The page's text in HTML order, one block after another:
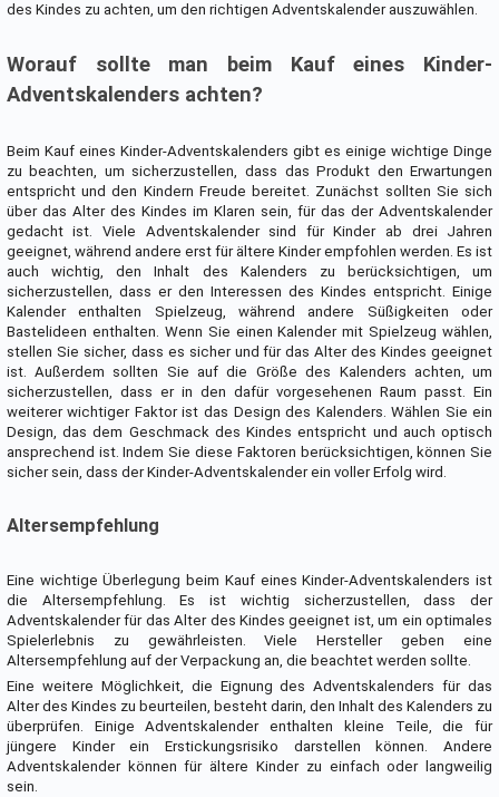
des Kindes zu achten, um den richtigen Adventskalender auszuwählen.
Worauf sollte man beim Kauf eines Kinder-
Adventskalenders achten?
Beim Kauf eines Kinder-Adventskalenders gibt es einige wichtige Dinge
zu beachten, um sicherzustellen, dass das Produkt den Erwartungen
entspricht und den Kindern Freude bereitet. Zunächst sollten Sie sich
über das Alter des Kindes im Klaren sein, für das der Adventskalender
gedacht ist. Viele Adventskalender sind für Kinder ab drei Jahren
geeignet, während andere erst für ältere Kinder empfohlen werden. Es ist
auch wichtig, den Inhalt des Kalenders zu berücksichtigen, um
sicherzustellen, dass er den Interessen des Kindes entspricht. Einige
Kalender enthalten Spielzeug, während andere Süßigkeiten oder
Bastelideen enthalten. Wenn Sie einen Kalender mit Spielzeug wählen,
stellen Sie sicher, dass es sicher und für das Alter des Kindes geeignet
ist. Außerdem sollten Sie auf die Größe des Kalenders achten, um
sicherzustellen, dass er in den dafür vorgesehenen Raum passt. Ein
weiterer wichtiger Faktor ist das Design des Kalenders. Wählen Sie ein
Design, das dem Geschmack des Kindes entspricht und auch optisch
ansprechend ist. Indem Sie diese Faktoren berücksichtigen, können Sie
sicher sein, dass der Kinder-Adventskalender ein voller Erfolg wird.
Altersempfehlung
Eine wichtige Überlegung beim Kauf eines Kinder-Adventskalenders ist
die Altersempfehlung. Es ist wichtig sicherzustellen, dass der
Adventskalender für das Alter des Kindes geeignet ist, um ein optimales
Spielerlebnis zu gewährleisten. Viele Hersteller geben eine
Altersempfehlung auf der Verpackung an, die beachtet werden sollte.
Eine weitere Möglichkeit, die Eignung des Adventskalenders für das
Alter des Kindes zu beurteilen, besteht darin, den Inhalt des Kalenders zu
überprüfen. Einige Adventskalender enthalten kleine Teile, die für
jüngere Kinder ein Erstickungsrisiko darstellen können. Andere
Adventskalender können für ältere Kinder zu einfach oder langweilig
sein.